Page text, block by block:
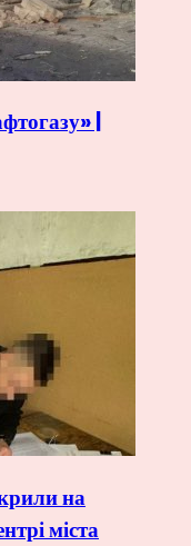
|
на
міста